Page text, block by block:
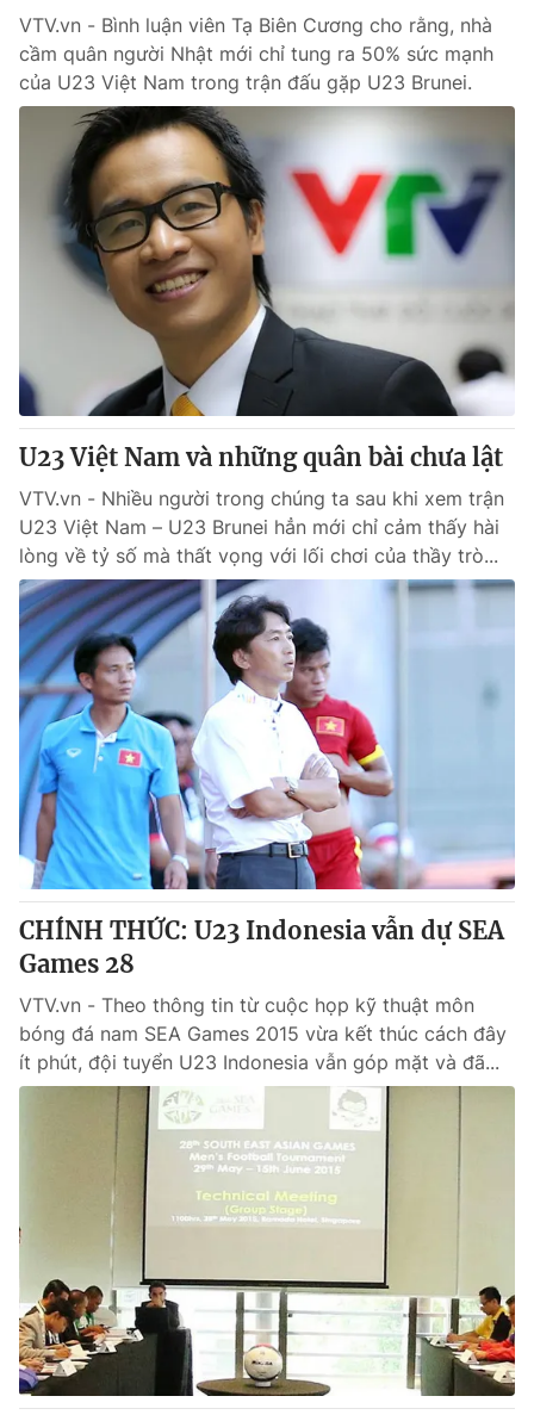
Liên hệ tòa soạn English
THỜI BÁO VTV
Theo dõi báo trên
Cơ quan chủ quản:Đài Truyền hình Việt Nam
Cơ quan báo chí:Thời báo VTV
Giấy phép hoạt động báo in và báo điện tử số 483/GP-BTTTT
cấp ngày 29/12/2023
Tổng Biên tập:Vũ Thanh Thủy
Phó Tổng Biên tập:Nguyễn Thị Mỹ Hạnh, Phạm Quốc Thắng,
Nguyễn Trọng Ninh
Tổng đài VTV:024.38 355 931 - 024.38 355 932
Ðiện thoại Thời báo VTV: 024.66 897 897
Email:toasoan@vtv.vn
Liên hệ quảng cáo:024-7300.7108
® Cấm sao chép dưới mọi hình thức nếu không có sự chấp
thuận bằng văn bản. Ghi rõ nguồn VTV.vn khi phát hành lại
thông tin từ website này.
VTV.vn - Bình luận viên Tạ Biên Cương cho rằng, nhà
cầm quân người Nhật mới chỉ tung ra 50% sức mạnh
của U23 Việt Nam trong trận đấu gặp U23 Brunei.
U23 Việt Nam và những quân bài chưa lật
VTV.vn - Nhiều người trong chúng ta sau khi xem trận
U23 Việt Nam – U23 Brunei hẳn mới chỉ cảm thấy hài
lòng về tỷ số mà thất vọng với lối chơi của thầy trò...
CHÍNH THỨC: U23 Indonesia vẫn dự SEA
Games 28
VTV.vn - Theo thông tin từ cuộc họp kỹ thuật môn
bóng đá nam SEA Games 2015 vừa kết thúc cách đây
ít phút, đội tuyển U23 Indonesia vẫn góp mặt và đã...